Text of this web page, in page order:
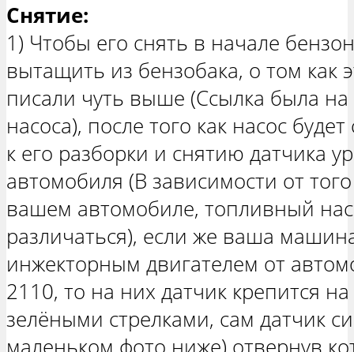
Снятие:
1) Чтобы его снять в начале
вытащить из бензобака, о том как
писали чуть выше (Ссылка была
насоса), после того как насос
к его разборки и снятию датчика
автомобиля (В зависимости от
вашем автомобиле, топливный
различаться), если же ваша
инжекторным двигателем от
2110, то на них датчик крепится
зелёными стрелками, сам датчик